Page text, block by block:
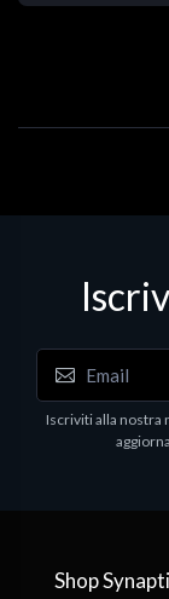
Iscriviti alla nostra
Shop